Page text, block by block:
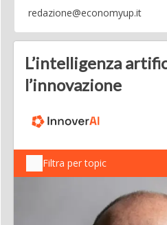
redazione@economyup.it
L’intelligenza
l’innovazione
Filtra per topic